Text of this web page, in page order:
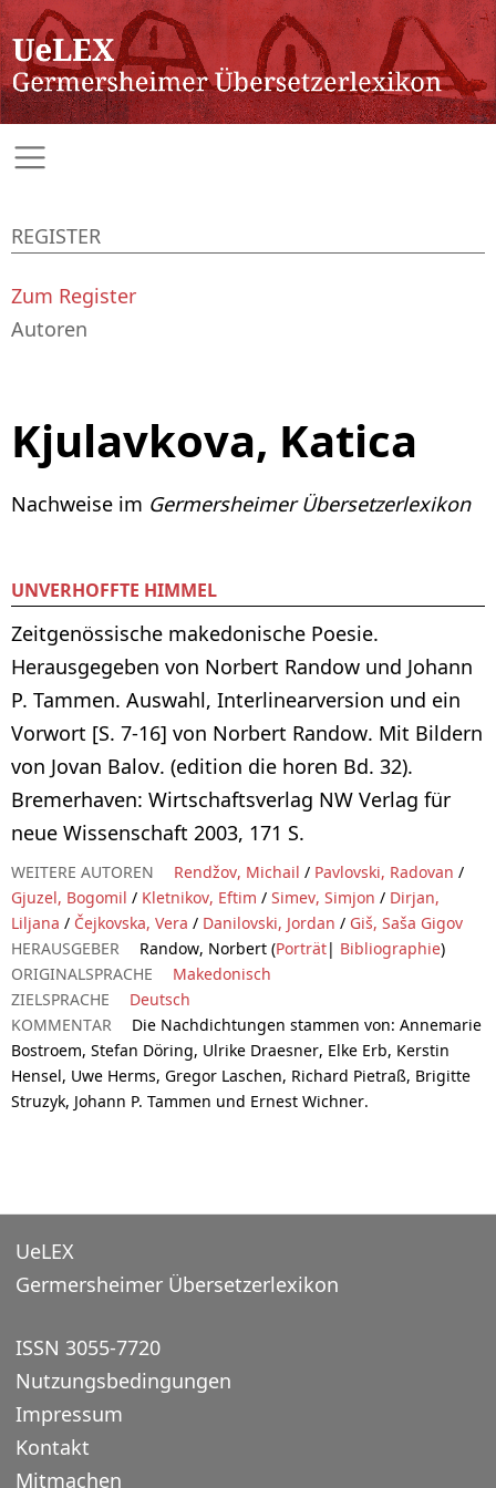
Kjulavkova, Katica
Nachweise im Germersheimer Übersetzerlexikon
UNVERHOFFTE HIMMEL
Zeitgenössische makedonische Poesie.
Herausgegeben von Norbert Randow und Johann
P. Tammen. Auswahl, Interlinearversion und ein
Vorwort [S. 7-16] von Norbert Randow. Mit Bildern
von Jovan Balov. (edition die horen Bd. 32).
Bremerhaven: Wirtschaftsverlag NW Verlag für
neue Wissenschaft 2003, 171 S.
WEITERE AUTOREN Rendžov, Michail / Pavlovski, Radovan /
Gjuzel, Bogomil / Kletnikov, Eftim / Simev, Simjon / Dirjan,
Liljana / Čejkovska, Vera / Danilovski, Jordan / Giš, Saša Gigov
HERAUSGEBER
Randow, Norbert (Porträt| Bibliographie)
ORIGINALSPRACHE
Makedonisch
ZIELSPRACHE
Deutsch
KOMMENTAR
Die Nachdichtungen stammen von: Annemarie
Bostroem, Stefan Döring, Ulrike Draesner, Elke Erb, Kerstin
Hensel, Uwe Herms, Gregor Laschen, Richard Pietraß, Brigitte
Struzyk, Johann P. Tammen und Ernest Wichner.
REGISTER
Zum Register
Autoren
UeLEX
Germersheimer Übersetzerlexikon
ISSN 3055-7720
Nutzungsbedingungen
Impressum
Kontakt
Mitmachen